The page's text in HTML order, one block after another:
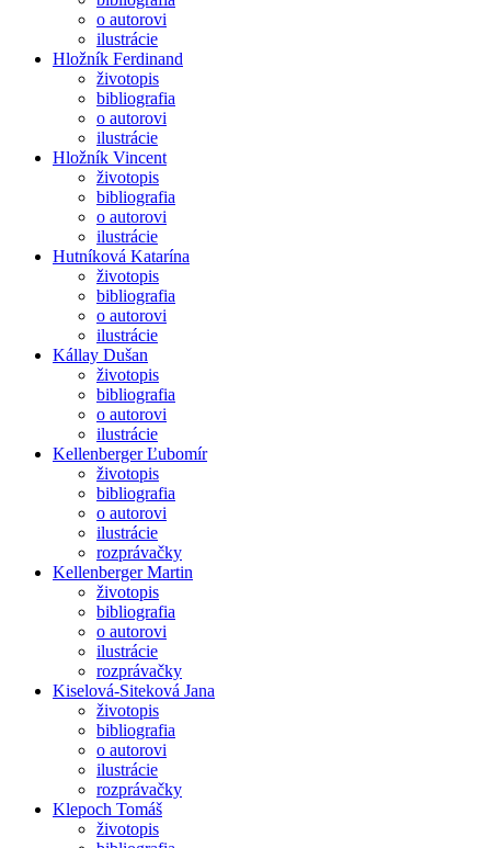
o autorovi
ilustrácie
Hložník Ferdinand
životopis
bibliografia
o autorovi
ilustrácie
Hložník Vincent
životopis
bibliografia
o autorovi
ilustrácie
Hutníková Katarína
životopis
bibliografia
o autorovi
ilustrácie
Kállay Dušan
životopis
bibliografia
o autorovi
ilustrácie
Kellenberger Ľubomír
životopis
bibliografia
o autorovi
ilustrácie
rozprávačky
Kellenberger Martin
životopis
bibliografia
o autorovi
ilustrácie
rozprávačky
Kiselová-Siteková Jana
životopis
bibliografia
o autorovi
ilustrácie
rozprávačky
Klepoch Tomáš
životopis